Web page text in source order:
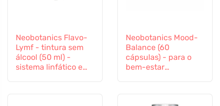
Neobotanics Flavo-
Lymf - tintura sem
álcool (50 ml) -
sistema linfático e
Neobotanics Mood-
Balance (60
cápsulas) - para o
bem-estar